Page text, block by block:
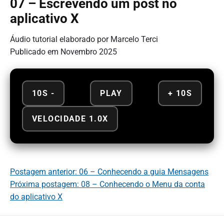
07 – Escrevendo um post no
aplicativo X
Áudio tutorial elaborado por Marcelo Terci
Publicado em Novembro 2025
10S - PLAY + 10S
VELOCIDADE 1.0X
Postagem anterior: 06 – Conhecendo a guia Mensagens
Próxima postagem: 08 – Conhecendo o Menu da conta
do aplicativo X